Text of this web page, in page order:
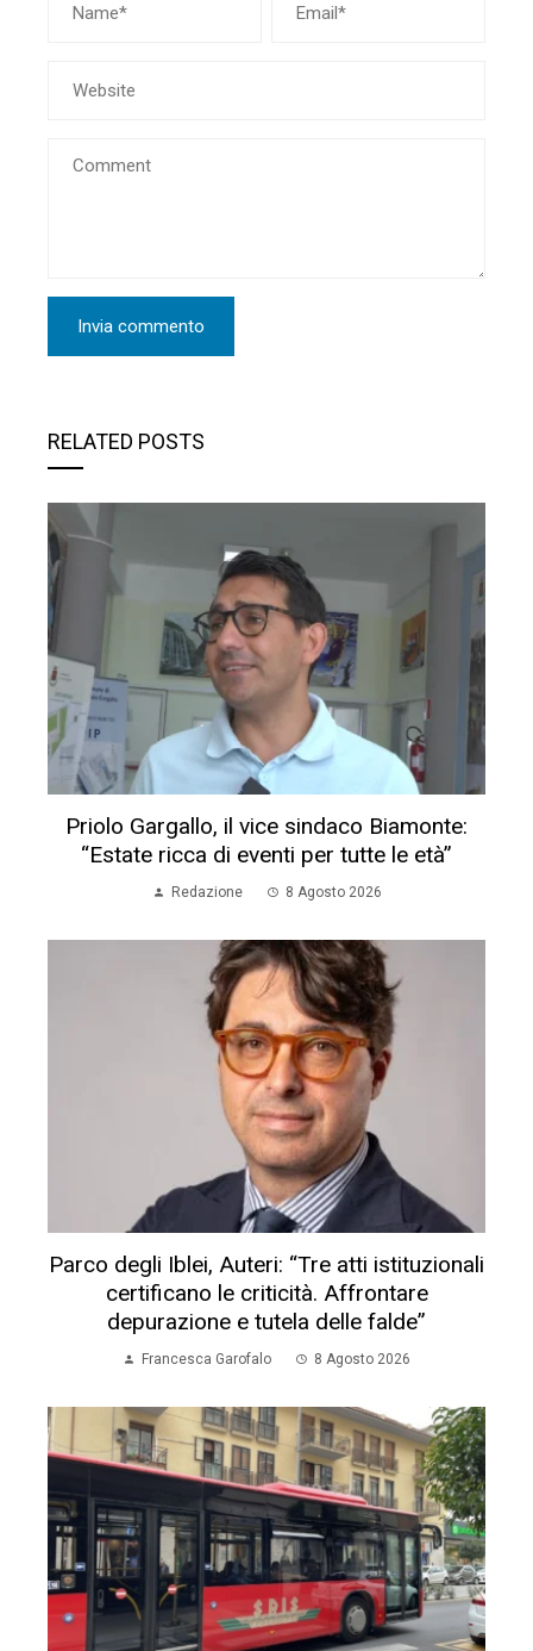
RELATED POSTS
Priolo Gargallo, il vice sindaco Biamonte:
“Estate ricca di eventi per tutte le età”
Redazione 8 Agosto 2026
Parco degli Iblei, Auteri: “Tre atti istituzionali
certificano le criticità. Affrontare
depurazione e tutela delle falde”
Francesca Garofalo 8 Agosto 2026